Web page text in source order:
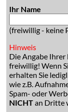
Ihr Name
(freiwillig - keine
Hinweis
Die Angabe
freiwillig! Wenn
erhalten Sie
wie z.B.
Spam- oder
NICHTan Dritte